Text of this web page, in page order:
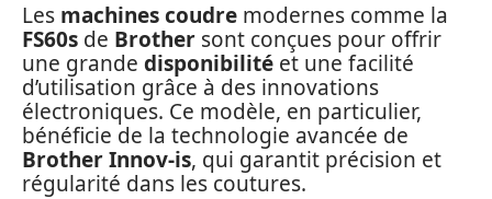
Les machines coudre modernes comme la
FS60s de Brother sont conçues pour offrir
une grande disponibilité et une facilité
d’utilisation grâce à des innovations
électroniques. Ce modèle, en particulier,
bénéficie de la technologie avancée de
Brother Innov-is, qui garantit précision et
régularité dans les coutures.